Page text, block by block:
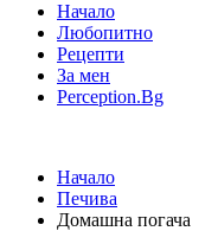
Начало
Любопитно
Рецепти
За мен
Perception.Bg
Начало
Печива
Домашна погача